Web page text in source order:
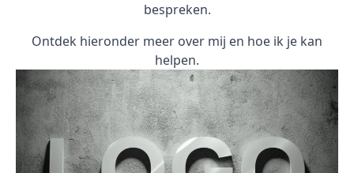
bespreken.
Ontdek hieronder meer over mij en hoe ik je kan
helpen.